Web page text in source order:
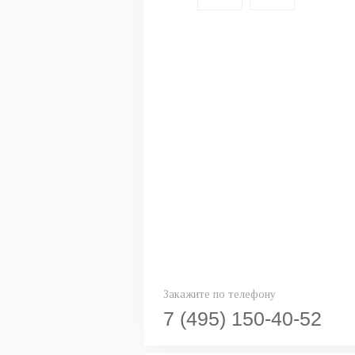
Закажите по телефону
7 (495) 150-40-52